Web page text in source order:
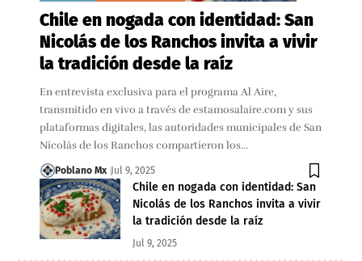
Chile en nogada con identidad: San
Nicolás de los Ranchos invita a vivir
la tradición desde la raíz
En entrevista exclusiva para el programa Al Aire,
transmitido en vivo a través de estamosalaire.com y sus
plataformas digitales, las autoridades municipales de San
Nicolás de los Ranchos compartieron los…
Poblano Mx Jul 9, 2025
Chile en nogada con identidad: San
Nicolás de los Ranchos invita a vivir
la tradición desde la raíz
Jul 9, 2025